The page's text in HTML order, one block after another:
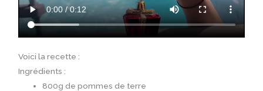
Voici la recette :
Ingrédients :
800g de pommes de terre